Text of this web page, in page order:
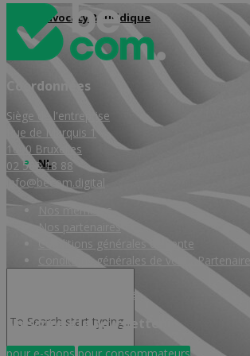
Advocacy & Juridique
NL
Coordonnées
Siège de l'entreprise
Rue de Marquis 1
1000 Bruxelles
02 588 18 88
info@becom.digital
Nos membres
Nos partenaires
Conditions générales de vente
Conditions générales de vente Partenaires
Règles de conduite
S’inscrire à la newsletter